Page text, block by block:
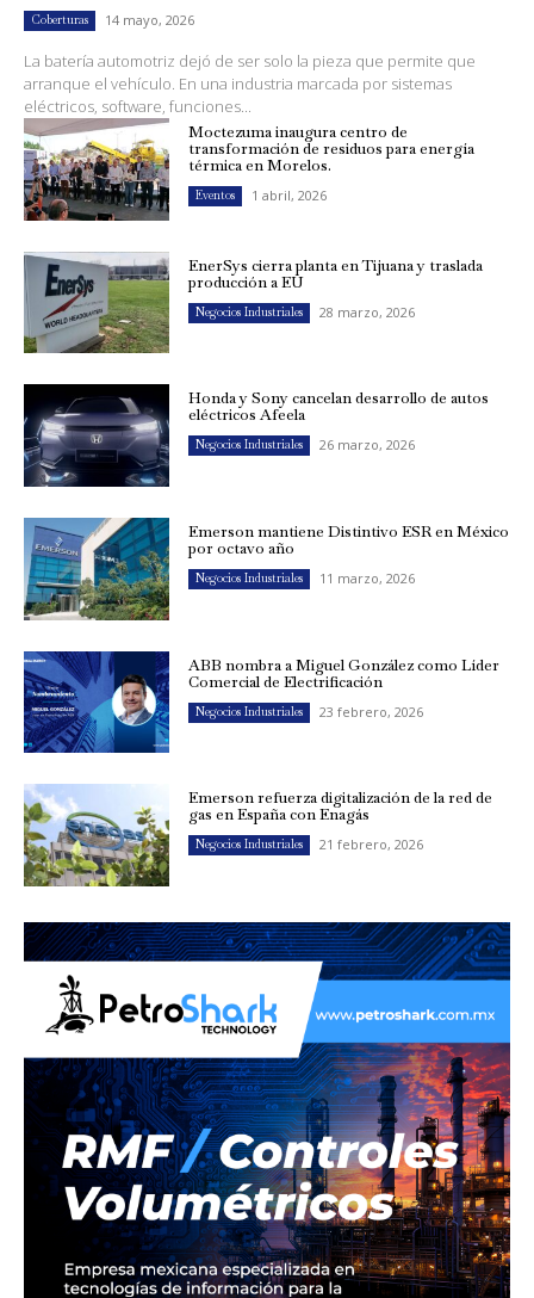
Coberturas 14 mayo, 2026
La batería automotriz dejó de ser solo la pieza que permite que
arranque el vehículo. En una industria marcada por sistemas
eléctricos, software, funciones...
Moctezuma inaugura centro de
transformación de residuos para energía
térmica en Morelos.
Eventos 1 abril, 2026
EnerSys cierra planta en Tijuana y traslada
producción a EU
Negocios Industriales 28 marzo, 2026
Honda y Sony cancelan desarrollo de autos
eléctricos Afeela
Negocios Industriales 26 marzo, 2026
Emerson mantiene Distintivo ESR en México
por octavo año
Negocios Industriales 11 marzo, 2026
ABB nombra a Miguel González como Líder
Comercial de Electrificación
Negocios Industriales 23 febrero, 2026
Emerson refuerza digitalización de la red de
gas en España con Enagás
Negocios Industriales 21 febrero, 2026